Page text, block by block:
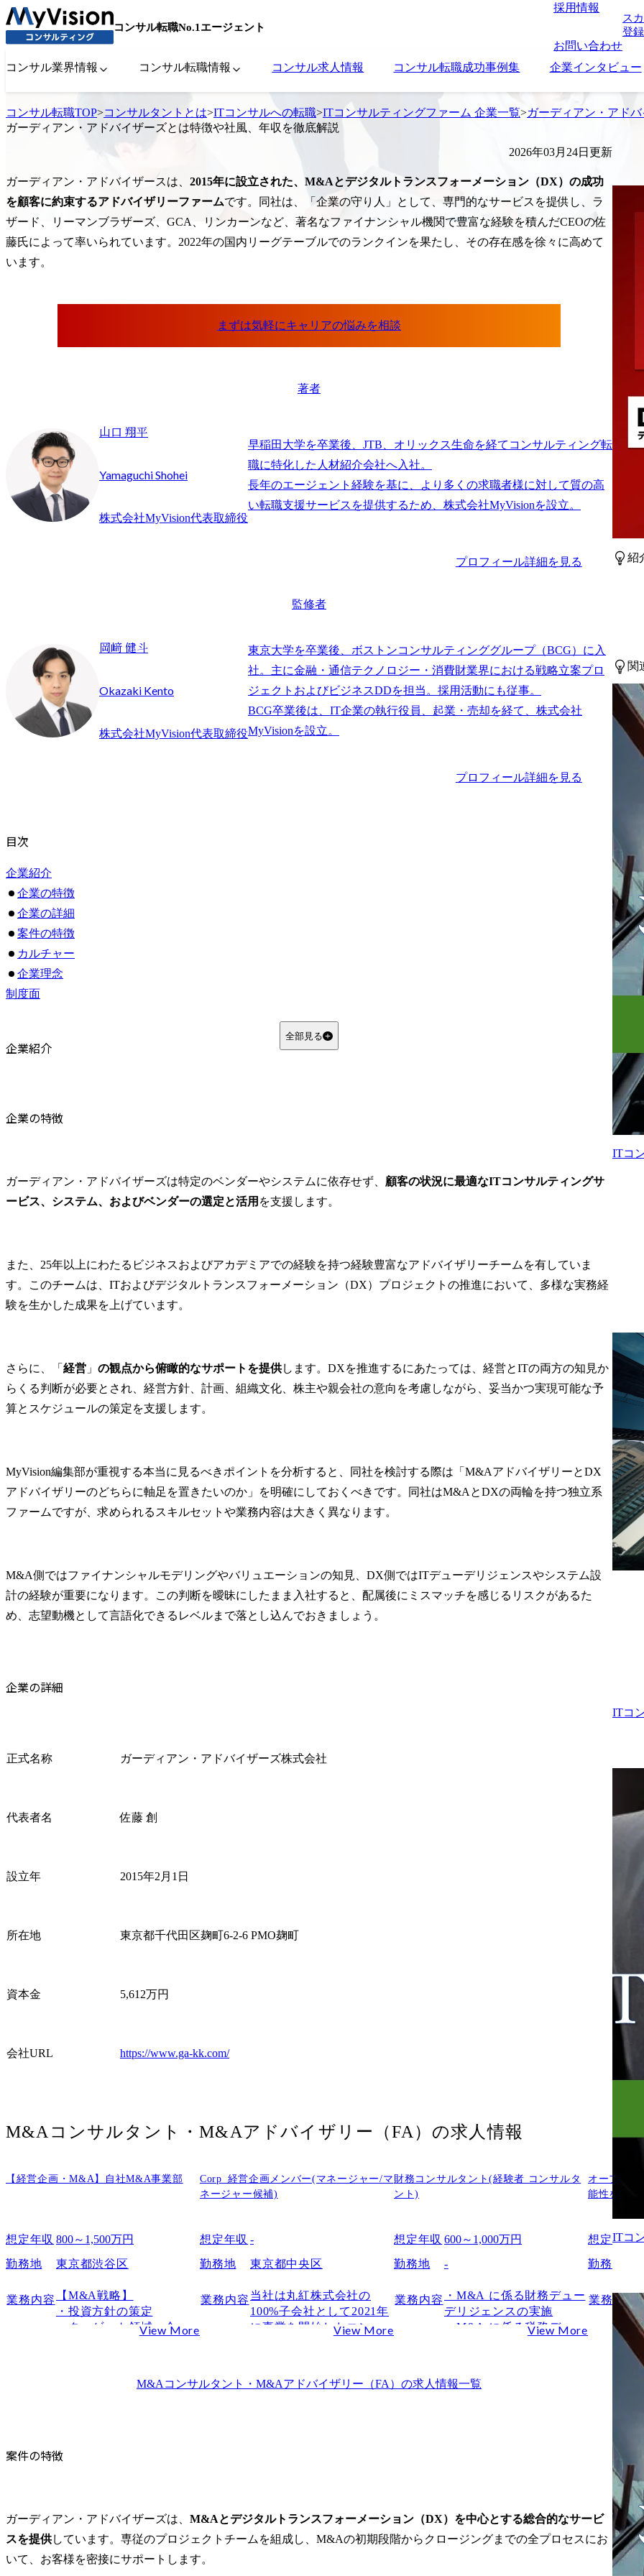
コンサル転職No.1エージェント
採用情報
お問い合わせ
ス
登
コンサル業界情報 コンサル転職情報 コンサル求人情報 コンサル転職成功事例集 企業インタビュー
コンサル転職TOP>コンサルタントとは>ITコンサルへの転職>ITコンサルティングファーム 企業一覧>ガーディアン・アド
ガーディアン・アドバイザーズとは特徴や社風、年収を徹底解説
2026年03月24日更新
ガーディアン・アドバイザースは、 2015年に設立された、M&Aとデジタルトランスフォーメーション（DX）の成功
を顧客に約束するアドバイザリーファームです。同社は、「企業の守り人」として、専門的なサービスを提供し、ラ
ザード、リーマンブラザーズ、GCA、リンカーンなど、著名なファイナンシャル機関で豊富な経験を積んだCEOの佐
藤氏によって率いられています。2022年の国内リーグテーブルでのランクインを果たし、その存在感を徐々に高めて
います。
著者
山口 翔平
Yamaguchi Shohei
株式会社MyVision代表取締役
早稲田大学を卒業後、JTB、オリックス生命を経てコンサルティング転
職に特化した人材紹介会社へ入社。
長年のエージェント経験を基に、より多くの求職者様に対して質の高
プロフィール詳細を見る
監修者
岡﨑 健斗
Okazaki Kento
株式会社MyVision代表取締役
東京大学を卒業後、ボストンコンサルティンググループ（BCG）に入
社。主に金融・通信テクノロジー・消費財業界における戦略立案プロ
ジェクトおよびビジネスDDを担当。採用活動にも従事。
BCG卒業後は、IT企業の執行役員、起業・売却を経て、株式会社
プロフィール詳細を見る
目次
企業紹介
企業の特徴
企業の詳細
案件の特徴
カルチャー
企業理念
制度面
よくある質問
Q3. ガーディアン・アドバイザーズはどのような規模のM&A案件を扱っていますか？
全部見る
企業紹介
企業の特徴
ガーディアン・アドバイザーズは特定のベンダーやシステムに依存せず、 顧客の状況に最適なITコンサルティングサ
ービス、システム、およびベンダーの選定と活用 を支援します。
また、25年以上にわたるビジネスおよびアカデミアでの経験を持つ経験豊富なアドバイザリーチームを有していま
す。このチームは、ITおよびデジタルトランスフォーメーション（DX）プロジェクトの推進において、多様な実務経
験を生かした成果を上げています。
さらに、「 経営 」 の観点から俯瞰的なサポートを提供します。DXを推進するにあたっては、経営とITの両方の知見か
らくる判断が必要とされ、経営方針、計画、組織文化、株主や親会社の意向を考慮しながら、妥当かつ実現可能な予
算とスケジュールの策定を支援します。
MyVision編集部が重視する本当に見るべきポイントを分析すると、同社を検討する際は「M&AアドバイザリーとDX
アドバイザリーのどちらに軸足を置きたいのか」を明確にしておくべきです。同社はM&AとDXの両輪を持つ独立系
ファームですが、求められるスキルセットや業務内容は大きく異なります。
M&A側ではファイナンシャルモデリングやバリュエーションの知見、DX側ではITデューデリジェンスやシステム設
計の経験が重要になります。この判断を曖昧にしたまま入社すると、配属後にミスマッチを感じるリスクがあるた
め、志望動機として言語化できるレベルまで落とし込んでおきましょう。
企業の詳細
正式名称 ガーディアン・アドバイザーズ株式会社
代表者名 佐藤 創
設立年 2015年2月1日
所在地 東京都千代田区麹町6-2-6 PMO麹町
資本金 5,612万円
会社URL https://www.ga-kk.com/
M&Aコンサルタント・M&Aアドバイザリー（FA） の求人情報
【経営企画・M&A】自社M&A事業部
想定年収 800～1,500万円
勤務地 東京都渋谷区
業務内容
【M&A戦略】
・投資方針の策定
・ターゲット領域・企業
・成長シナリオの設計
の関係構築
【ディール推進】
・企業分析・バリュエー
ション
View More
Corp_経営企画メンバー(マネージャー/マ
ネージャー候補)
想定年収 -
勤務地 東京都中央区
業務内容 当社は丸紅株式会社の
100%子会社として2021年
に事業を開始したコンサ
の最大の違いは、丸紅グ
ジネスネットワークは、
他コンサルティングファ
ームには持ち得ない固有
View More
財務コンサルタント(経験者 コンサルタ
ント)
想定年収 600～1,000万円
勤務地 -
業務内容 ・M&A に係る財務デュー
デリジェンスの実施
・M&A に係る税務デュー
オン支援
・金融機関と協働した対
象会社への財務デューデ
リジェンス実施
View More
オープン
能性を検討
想定年収-
勤務地
業務内容
M&Aコンサルタント・M&Aアドバイザリー（FA） の求人情報一覧
案件の特徴
ガーディアン・アドバイザーズは、 M&Aとデジタルトランスフォーメーション（DX）を中心とする総合的なサービ
スを提供しています。専従のプロジェクトチームを組成し、M&Aの初期段階からクロージングまでの全プロセスにお
いて、お客様を密接にサポートします。
紹
関
ITコ
ITコ
ITコ